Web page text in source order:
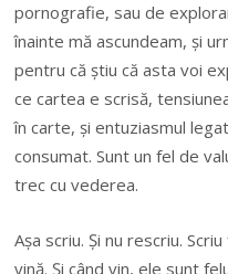
pornografie, sau de
înainte mă ascundeam, și
pentru că știu că asta voi
ce cartea e scrisă,
în carte, și entuziasmul
consumat. Sunt un fel de
trec cu vederea.
Așa scriu. Și nu rescriu.
vină. Și când vin, ele sunt